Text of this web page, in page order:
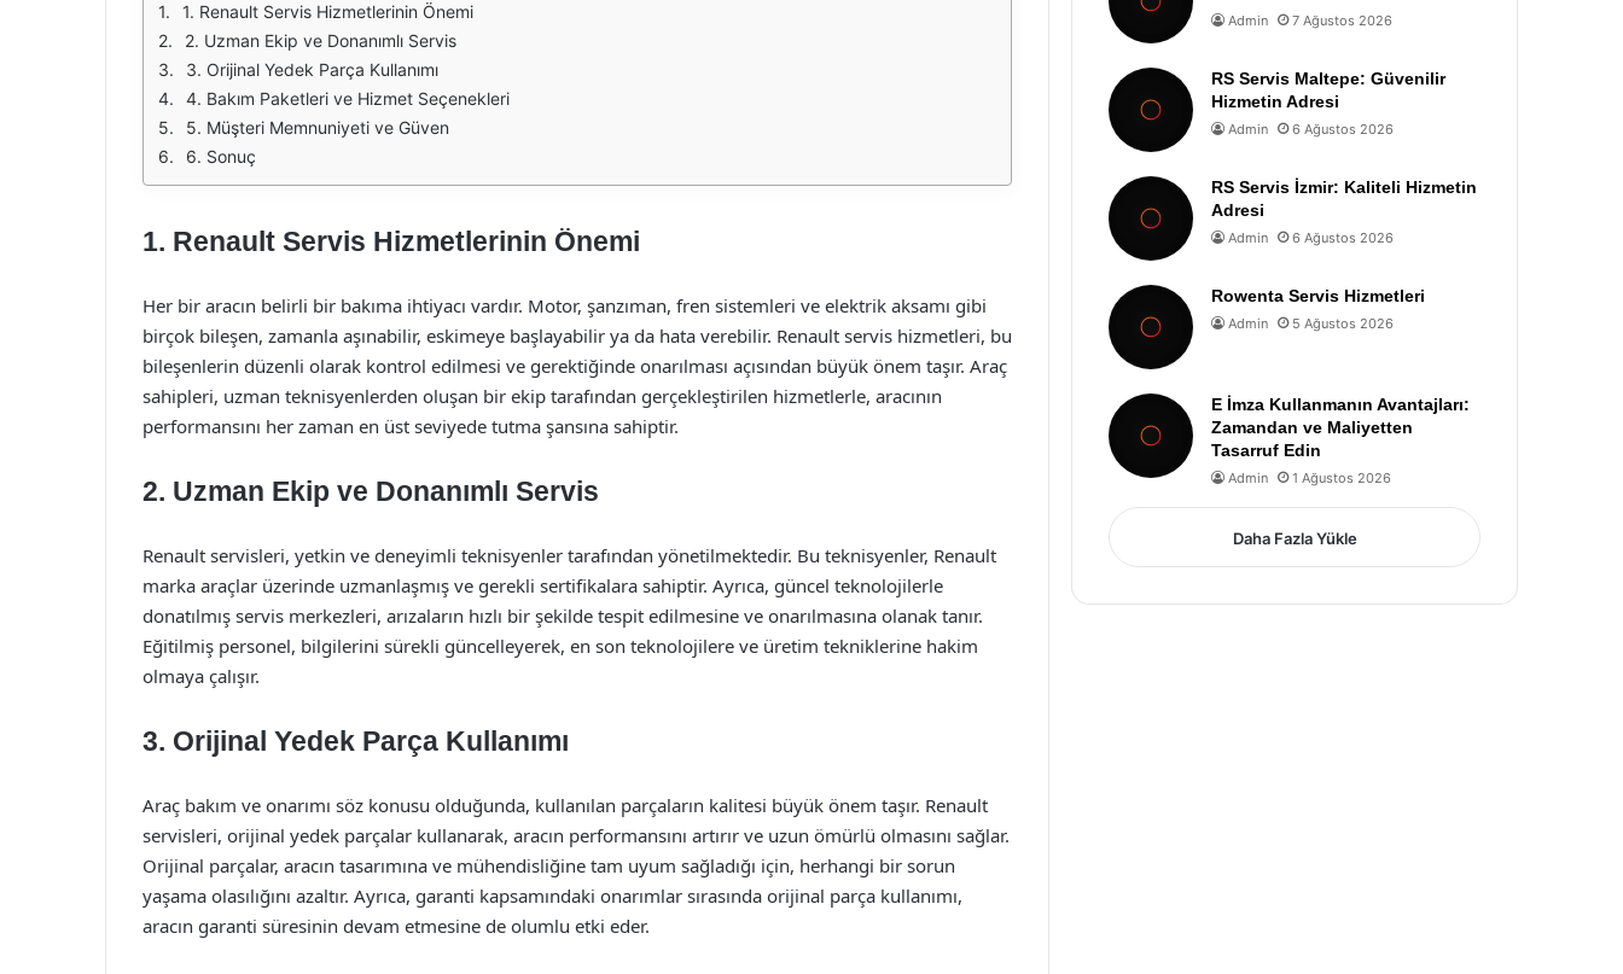
1. Renault Servis Hizmetlerinin Önemi
2. Uzman Ekip ve Donanımlı Servis
3. Orijinal Yedek Parça Kullanımı
4. Bakım Paketleri ve Hizmet Seçenekleri
5. Müşteri Memnuniyeti ve Güven
6. Sonuç
1. Renault Servis Hizmetlerinin Önemi
Her bir aracın belirli bir bakıma ihtiyacı vardır. Motor, şanzıman, fren sistemleri ve elektrik aksamı gibi
birçok bileşen, zamanla aşınabilir, eskimeye başlayabilir ya da hata verebilir. Renault servis hizmetleri, bu
bileşenlerin düzenli olarak kontrol edilmesi ve gerektiğinde onarılması açısından büyük önem taşır. Araç
sahipleri, uzman teknisyenlerden oluşan bir ekip tarafından gerçekleştirilen hizmetlerle, aracının
performansını her zaman en üst seviyede tutma şansına sahiptir.
2. Uzman Ekip ve Donanımlı Servis
Renault servisleri, yetkin ve deneyimli teknisyenler tarafından yönetilmektedir. Bu teknisyenler, Renault
marka araçlar üzerinde uzmanlaşmış ve gerekli sertifikalara sahiptir. Ayrıca, güncel teknolojilerle
donatılmış servis merkezleri, arızaların hızlı bir şekilde tespit edilmesine ve onarılmasına olanak tanır.
Eğitilmiş personel, bilgilerini sürekli güncelleyerek, en son teknolojilere ve üretim tekniklerine hakim
olmaya çalışır.
3. Orijinal Yedek Parça Kullanımı
Araç bakım ve onarımı söz konusu olduğunda, kullanılan parçaların kalitesi büyük önem taşır. Renault
servisleri, orijinal yedek parçalar kullanarak, aracın performansını artırır ve uzun ömürlü olmasını sağlar.
Orijinal parçalar, aracın tasarımına ve mühendisliğine tam uyum sağladığı için, herhangi bir sorun
yaşama olasılığını azaltır. Ayrıca, garanti kapsamındaki onarımlar sırasında orijinal parça kullanımı,
aracın garanti süresinin devam etmesine de olumlu etki eder.
Admin 7 Ağustos 2026
RS Servis Maltepe: Güvenilir
Hizmetin Adresi
Admin 6 Ağustos 2026
RS Servis İzmir: Kaliteli Hizmetin
Adresi
Admin 6 Ağustos 2026
Rowenta Servis Hizmetleri
Admin 5 Ağustos 2026
E İmza Kullanmanın Avantajları:
Zamandan ve Maliyetten
Tasarruf Edin
Admin 1 Ağustos 2026
Daha Fazla Yükle